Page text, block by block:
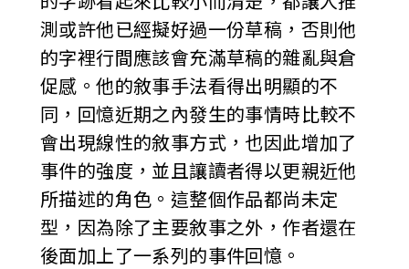
測或許他已經擬好過一份草稿，否則他
的字裡行間應該會充滿草稿的雜亂與倉
促感。他的敘事手法看得出明顯的不
同，回憶近期之內發生的事情時比較不
會出現線性的敘事方式，也因此增加了
事件的強度，並且讓讀者得以更親近他
所描述的角色。這整個作品都尚未定
型，因為除了主要敘事之外，作者還在
後面加上了一系列的事件回憶。